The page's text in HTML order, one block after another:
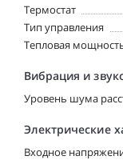
Термостат
Тип управления
Тепловая
Вибрация и
Уровень шума
Электрические
Входное